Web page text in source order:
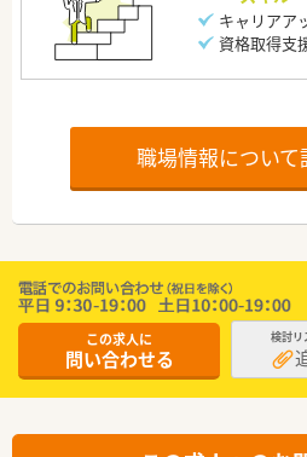
キャリアア
資格取得支
職場情報について
この求人に
問い合わせる
検討リ